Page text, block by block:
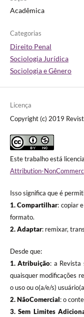
Acadêmica
Categorias
Direito Penal
Sociologia Jurídica
Sociologia e Gênero
Licença
Copyright (c) 2019
Este trabalho está
Attribution-
Isso significa que é
1. Compartilhar: copiar
formato.
2. Adaptar: remixar,
Desde que:
1. Atribuição: a Revista
quaisquer modificações
o uso ou o(a/e/s)
2. NãoComercial: o
3.Sem Limites